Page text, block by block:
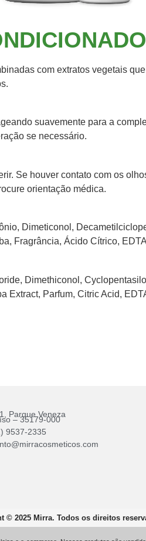
com extratos vegetais
suavemente para a
se necessário.
Se houver contato com os
orientação médica.
Dimeticonol,
Fragrância, Ácido Cítrico,
Dimethiconol,
Extract, Parfum, Citric Acid,
Parque Veneza
– 35179-000
9537-2335
© 2025 Mirra. Todos os direitos